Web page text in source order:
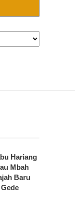
Hariang
Mbah
Baru